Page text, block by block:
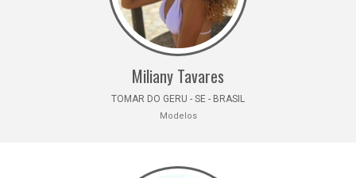
Miliany Tavares
TOMAR DO GERU - SE - BRASIL
Modelos